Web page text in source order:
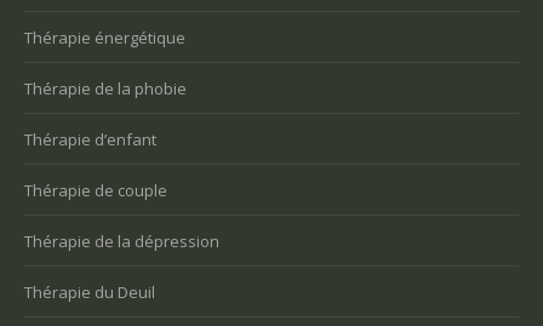
Thérapie énergétique
Thérapie de la phobie
Thérapie d’enfant
Thérapie de couple
Thérapie de la dépression
Thérapie du Deuil